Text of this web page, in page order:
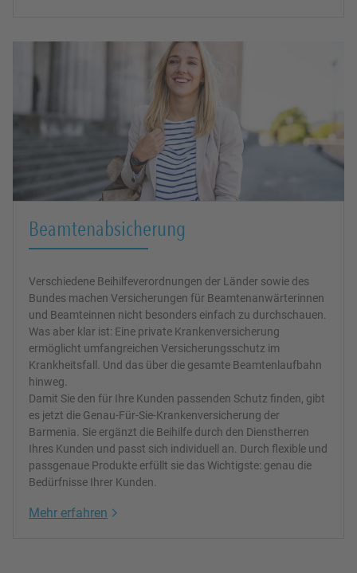
Beamtenabsicherung
Verschiedene Beihilfeverordnungen der Länder sowie des
Bundes machen Versicherungen für Beamtenanwärterinnen
und Beamteinnen nicht besonders einfach zu durchschauen.
Was aber klar ist: Eine private Krankenversicherung
ermöglicht umfangreichen Versicherungsschutz im
Krankheitsfall. Und das über die gesamte Beamtenlaufbahn
hinweg.
Damit Sie den für Ihre Kunden passenden Schutz finden, gibt
es jetzt die Genau-Für-Sie-Krankenversicherung der
Barmenia. Sie ergänzt die Beihilfe durch den Dienstherren
Ihres Kunden und passt sich individuell an. Durch flexible und
passgenaue Produkte erfüllt sie das Wichtigste: genau die
Bedürfnisse Ihrer Kunden.
Mehr erfahren Link Opens in New Tab